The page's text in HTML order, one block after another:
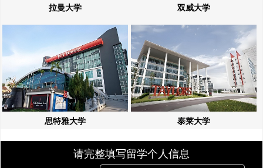
拉曼大学 双威大学
思特雅大学 泰莱大学
请完整填写留学个人信息